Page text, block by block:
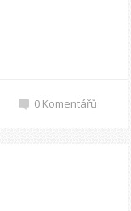
0 Komentářů